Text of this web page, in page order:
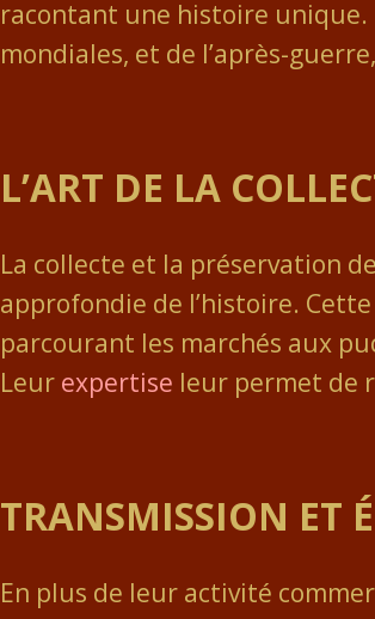
racontant une histoire unique.
mondiales, et de l’après-
L’ART DE LA
La collecte et la préservation
approfondie de l’histoire.
parcourant les marchés aux
Leur expertise leur permet de
TRANSMISSION ET
En plus de leur activité